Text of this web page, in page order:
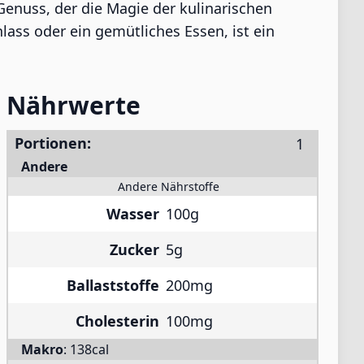
der die Magie der kulinarischen
oder ein gemütliches Essen, ist ein
Nährwerte
Portionen:
Andere
Andere Nährstoffe
Wasser 100g
Zucker 5g
Ballaststoffe 200mg
Cholesterin 100mg
Makro: 138cal